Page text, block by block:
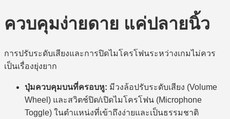
ควบคุมง่ายดาย แค่ปลายนิ้ว
การปรับระดับเสียงและการปิดไมโครโฟนระหว่างเกมไม่ควร
เป็นเรื่องยุ่งยาก
ปุ่มควบคุมบนที่ครอบหู:
มีวงล้อปรับระดับเสียง (Volume
Wheel) และสวิตช์ปิด/เปิดไมโครโฟน (Microphone
Toggle) ในตำแหน่งที่เข้าถึงง่ายและเป็นธรรมชาติ